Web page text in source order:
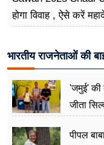
होगा विवाह , ऐसे करें
भारतीय राजनेताओं की
'जमुई' की
जीता
पीपल